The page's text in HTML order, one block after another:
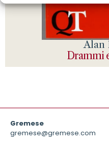
Alan
Drammi
Gremese
gremese@gremese.com